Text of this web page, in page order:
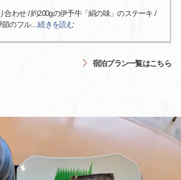
合わせ / 約200gの伊予牛「絹の味」のステーキ /
節のフル…続きを読む
宿泊プラン一覧はこちら